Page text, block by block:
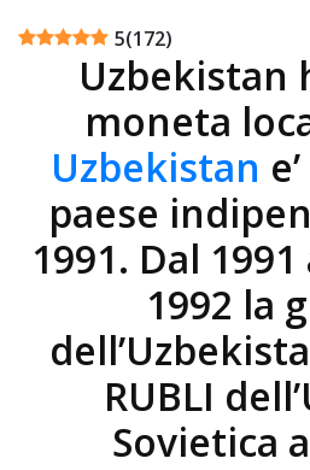
5(172)
Uzbekistan
moneta
Uzbekistan
paese
1991. Dal
1992 la
RUBLI
Sovietica